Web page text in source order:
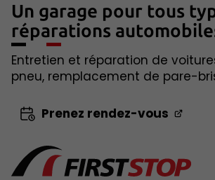
Un garage pour tous
réparations
Entretien et réparation de
pneu, remplacement de pare-
Prenez rendez-vous